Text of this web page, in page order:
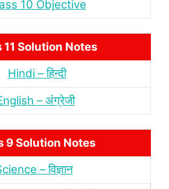
10 Objective
11 Solution Notes
Hindi – हिन्‍दी
– अंंग्रेजी
9 Solution Notes
– विज्ञान